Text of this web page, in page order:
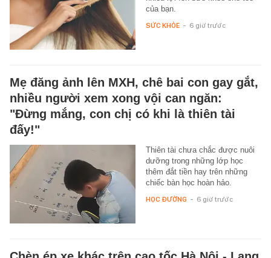
của bạn.
SỨC KHỎE - 6 giờ trước
Mẹ đăng ảnh lên MXH, chê bai con gay gắt,
nhiều người xem xong vội can ngăn:
"Đừng mắng, con chị có khi là thiên tài
đấy!"
Thiên tài chưa chắc được nuôi
dưỡng trong những lớp học
thêm đắt tiền hay trên những
chiếc bàn học hoàn hảo.
HỌC ĐƯỜNG - 6 giờ trước